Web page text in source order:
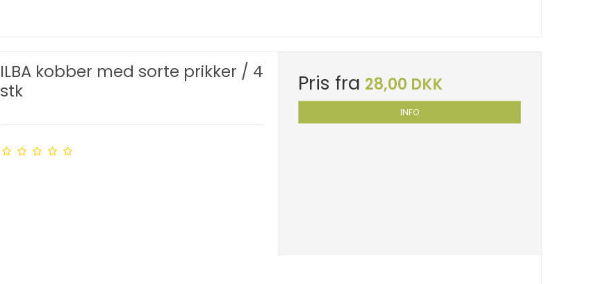
ILBA kobber med sorte prikker / 4
stk
Pris fra 28,00 DKK
INFO